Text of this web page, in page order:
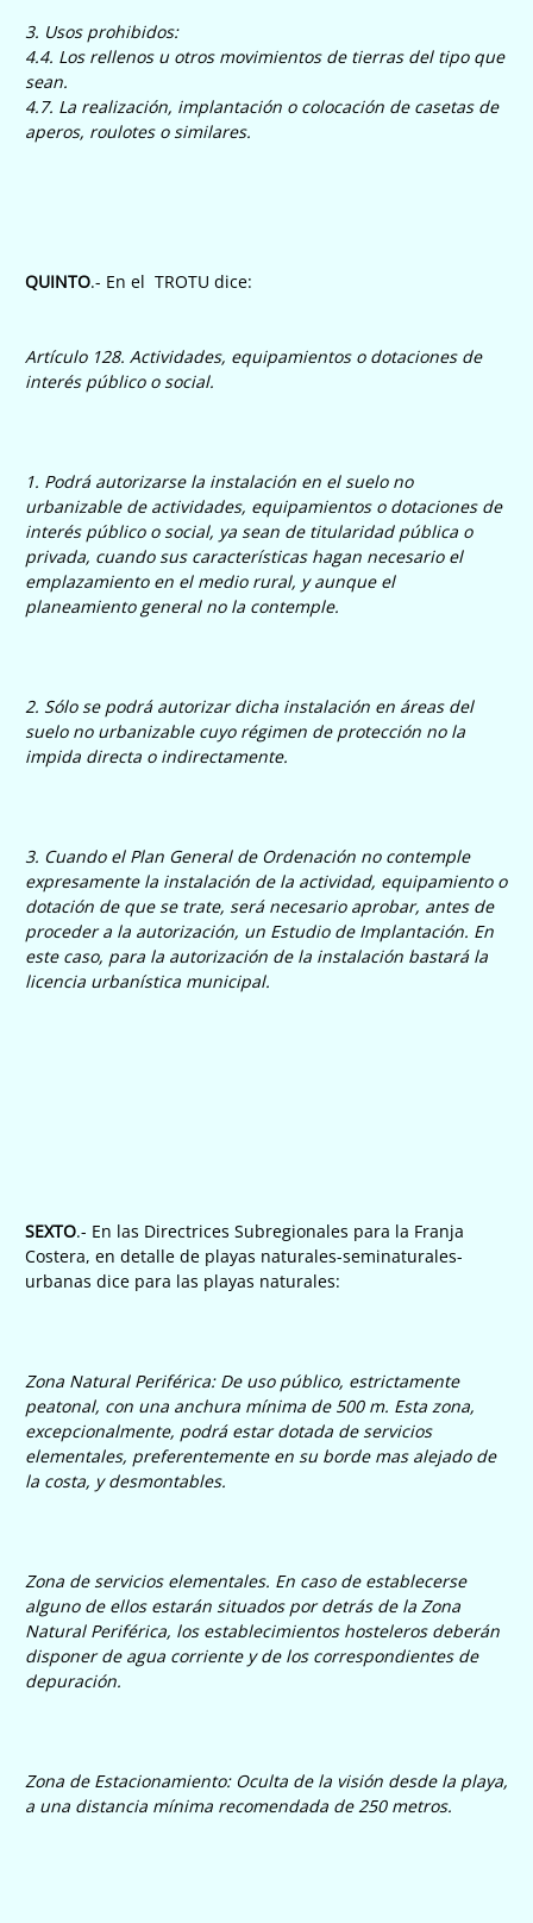
3. Usos prohibidos:
4.4. Los rellenos u otros movimientos de tierras del tipo que
sean.
4.7. La realización, implantación o colocación de casetas de
aperos, roulotes o similares.
QUINTO.- En el TROTU dice:
Artículo 128. Actividades, equipamientos o dotaciones de
interés público o social.
1. Podrá autorizarse la instalación en el suelo no
urbanizable de actividades, equipamientos o dotaciones de
interés público o social, ya sean de titularidad pública o
privada, cuando sus características hagan necesario el
emplazamiento en el medio rural, y aunque el
planeamiento general no la contemple.
2. Sólo se podrá autorizar dicha instalación en áreas del
suelo no urbanizable cuyo régimen de protección no la
impida directa o indirectamente.
3. Cuando el Plan General de Ordenación no contemple
expresamente la instalación de la actividad, equipamiento o
dotación de que se trate, será necesario aprobar, antes de
proceder a la autorización, un Estudio de Implantación. En
este caso, para la autorización de la instalación bastará la
licencia urbanística municipal.
SEXTO.- En las Directrices Subregionales para la Franja
Costera, en detalle de playas naturales-seminaturales-
urbanas dice para las playas naturales:
Zona Natural Periférica: De uso público, estrictamente
peatonal, con una anchura mínima de 500 m. Esta zona,
excepcionalmente, podrá estar dotada de servicios
elementales, preferentemente en su borde mas alejado de
la costa, y desmontables.
Zona de servicios elementales. En caso de establecerse
alguno de ellos estarán situados por detrás de la Zona
Natural Periférica, los establecimientos hosteleros deberán
disponer de agua corriente y de los correspondientes de
depuración.
Zona de Estacionamiento: Oculta de la visión desde la playa,
a una distancia mínima recomendada de 250 metros.